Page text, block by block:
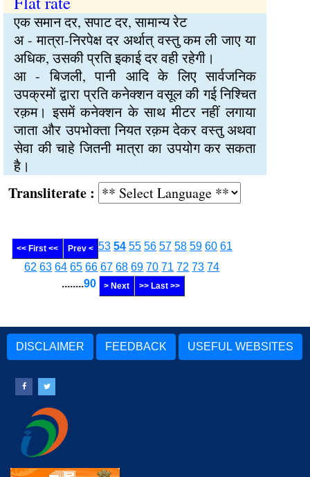
एक समान दर, सपाट दर, सामान्य रेट
अ - मात्रा-निरपेक्ष दर अर्थात् वस्तु कम ली जाए या
अधिक, उसकी प्रति इकाई दर वही रहेगी।
आ - बिजली, पानी आदि के लिए सार्वजनिक
उपक्रमों द्वारा प्रति कनेक्शन वसूल की गई निश्चित
रक़म। इसमें कनेक्शन के साथ मीटर नहीं लगाया
जाता और उपभोक्ता नियत रक़म देकर वस्तु अथवा
सेवा की चाहे जितनी मात्रा का उपयोग कर सकता
है।
:
<< First << Prev < 53 54 55 56 57 58 59 60 61
62 63 64 65 66 67 68 69 70 71 72 73 74
........90 > Next >> Last >>
DISCLAIMER FEEDBACK USEFUL WEBSITES